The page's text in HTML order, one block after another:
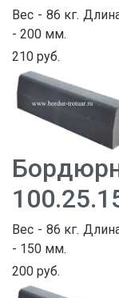
Вес - 86 кг.
- 200 мм.
210 руб.
Вес - 86 кг.
- 150 мм.
200 руб.